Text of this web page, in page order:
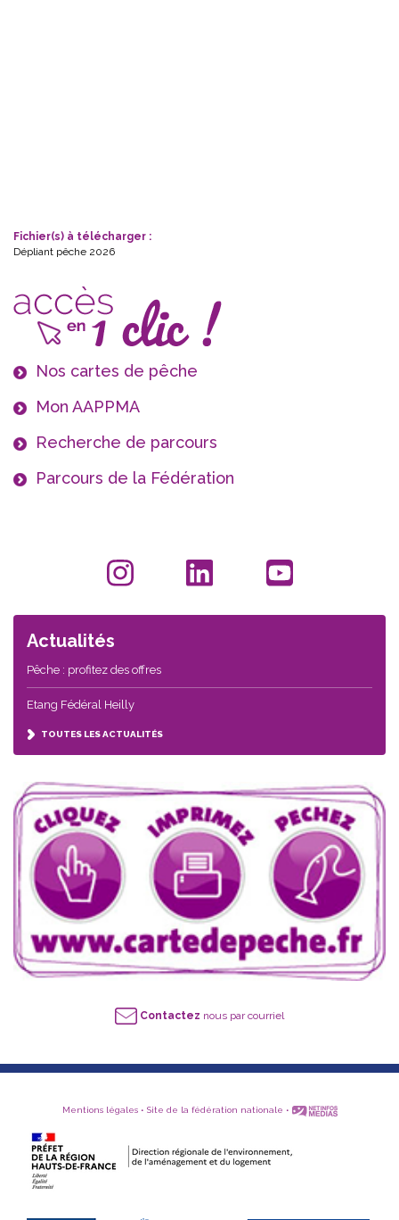
Fichier(s) à télécharger :
Dépliant pêche 2026
Nos cartes de pêche
Mon AAPPMA
Recherche de parcours
Parcours de la Fédération
Actualités
Pêche : profitez des offres
Etang Fédéral Heilly
TOUTES LES ACTUALITÉS
Contactez nous par courriel
Mentions légales• Site de la fédération nationale •